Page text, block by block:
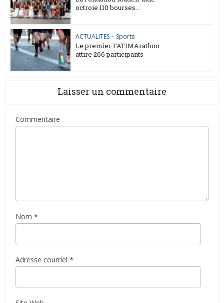
octroie 110 bourses...
ACTUALITES • Sports
Le premier FATIMArathon
attire 266 participants
Laisser un commentaire
Commentaire
Nom *
Adresse courriel *